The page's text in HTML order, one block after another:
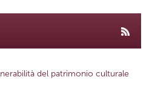
del patrimonio culturale